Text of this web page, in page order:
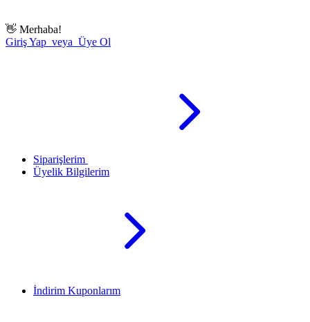
👋 Merhaba!
Giriş Yap veya Üye Ol
Siparişlerim
Üyelik Bilgilerim
İndirim Kuponlarım